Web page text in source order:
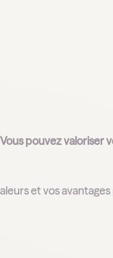
pouvez valoriser
et vos